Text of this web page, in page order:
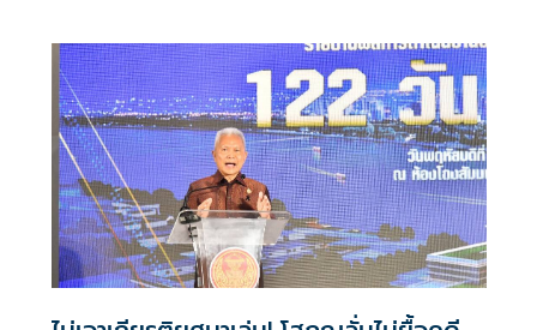
กฎหมายไม่ใช่อารมณ์